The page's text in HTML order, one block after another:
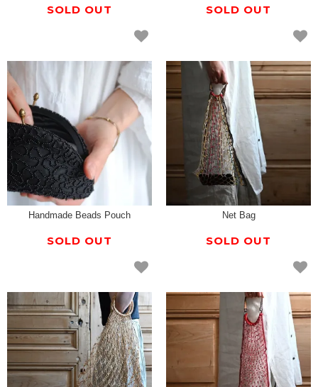
SOLD OUT SOLD OUT
Handmade Beads Pouch
SOLD OUT
Net Bag
SOLD OUT